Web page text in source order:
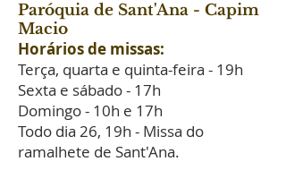
Paróquia de Sant'Ana - Capim
Macio
Horários de missas:
Terça, quarta e quinta-feira - 19h
Sexta e sábado - 17h
Domingo - 10h e 17h
Todo dia 26, 19h - Missa do
ramalhete de Sant'Ana.